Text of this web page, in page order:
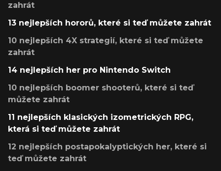
zahrát
13 nejlepších hororů, které si teď můžete zahrát
10 nejlepších 4X strategií, které si teď můžete
zahrát
14 nejlepších her pro Nintendo Switch
10 nejlepších boomer shooterů, které si teď
můžete zahrát
11 nejlepších klasických izometrických RPG,
která si teď můžete zahrát
12 nejlepších postapokalyptických her, které si
teď můžete zahrát